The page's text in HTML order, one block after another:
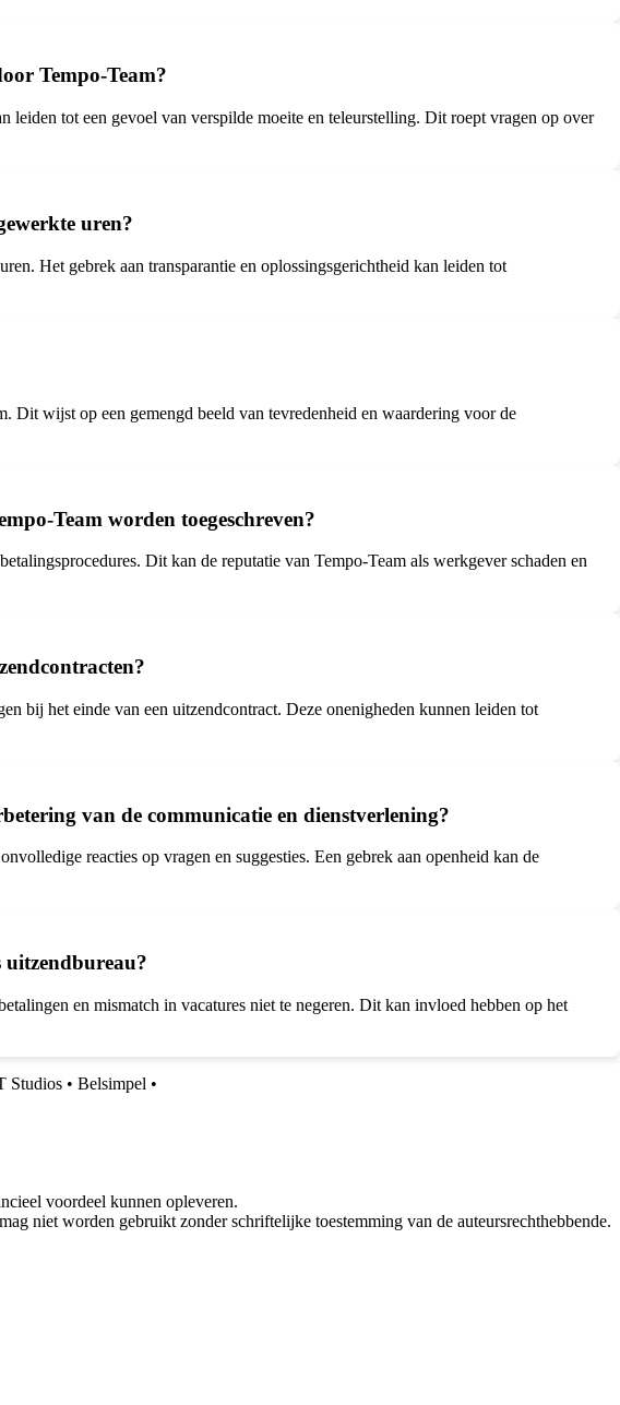
Tempo-Team?
leiden tot een gevoel van verspilde moeite en teleurstelling. Dit roept vragen op over
uren?
Het gebrek aan transparantie en oplossingsgerichtheid kan leiden tot
Dit wijst op een gemengd beeld van tevredenheid en waardering voor de
Team worden toegeschreven?
Dit kan de reputatie van Tempo-Team als werkgever schaden en
bij het einde van een uitzendcontract. Deze onenigheden kunnen leiden tot
van de communicatie en dienstverlening?
reacties op vragen en suggesties. Een gebrek aan openheid kan de
uitzendbureau?
en mismatch in vacatures niet te negeren. Dit kan invloed hebben op het
Studios • Belsimpel •
voordeel kunnen opleveren.
niet worden gebruikt zonder schriftelijke toestemming van de auteursrechthebbende.